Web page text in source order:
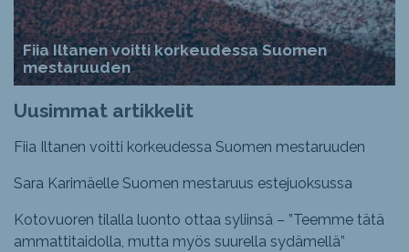
Fiia Iltanen voitti korkeudessa Suomen
mestaruuden
Uusimmat artikkelit
Fiia Iltanen voitti korkeudessa Suomen mestaruuden
Sara Karimäelle Suomen mestaruus estejuoksussa
Kotovuoren tilalla luonto ottaa syliinsä – ”Teemme tätä
ammattitaidolla, mutta myös suurella sydämellä”